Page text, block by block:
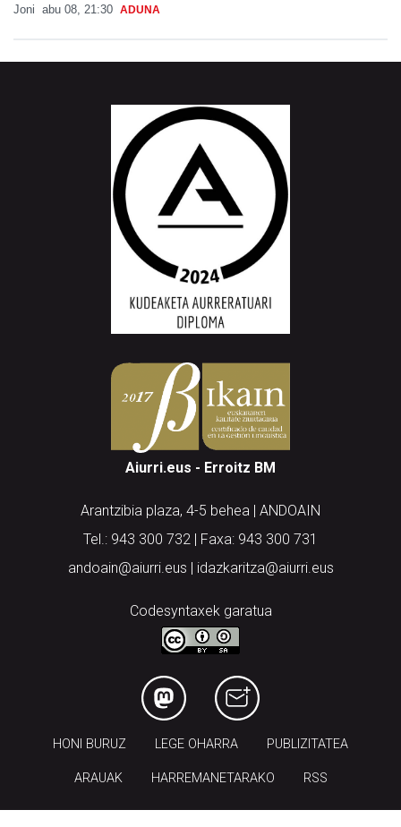
Joni abu 08, 21:30 ADUNA
Aiurri.eus - Erroitz BM
Arantzibia plaza, 4-5 behea | ANDOAIN
Tel.: 943 300 732 | Faxa: 943 300 731
andoain@aiurri.eus | idazkaritza@aiurri.eus
Codesyntaxek garatua
HONI BURUZ LEGE OHARRA PUBLIZITATEA
ARAUAK HARREMANETARAKO RSS